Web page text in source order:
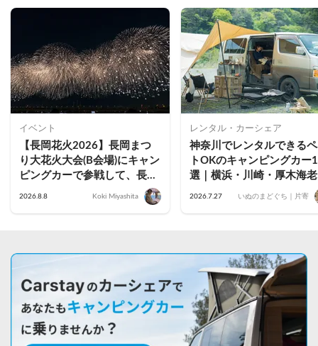
イベント
【長岡花火2026】長岡まつ
り大花火大会(B会場)にキャン
ピングカーで参戦して、長岡
2026.8.8 Koki Miyashita
レンタル・カーシェア
神奈川でレンタルできる
トOKのキャンピングカー
選｜横浜・川崎・厚木海老
名・藤沢茅ヶ崎・小田原
2026.7.27 いぬのまどぐち｜片寄